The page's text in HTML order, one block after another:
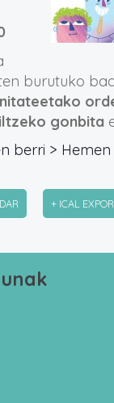
burutuko
gonbita
berri >
+ ICAL